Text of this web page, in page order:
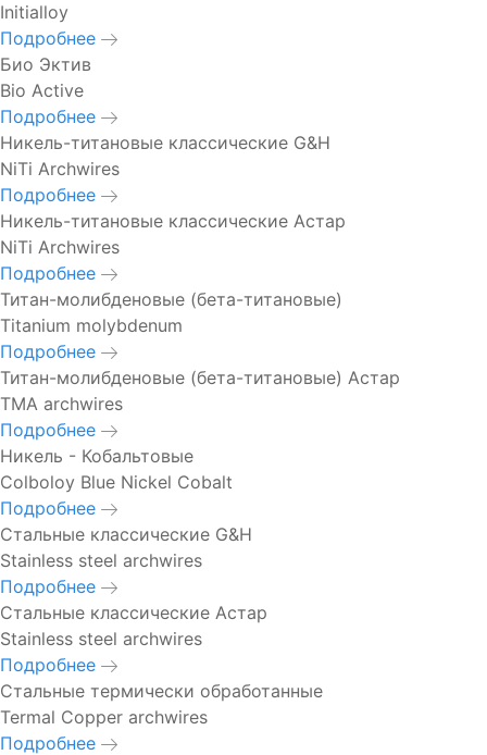
Initialloy
Подробнее
Био Эктив
Bio Active
Подробнее
Никель-титановые классические G&H
NiTi Archwires
Подробнее
Никель-титановые классические Астар
NiTi Archwires
Подробнее
Титан-молибденовые (бета-титановые)
Titanium molybdenum
Подробнее
Титан-молибденовые (бета-титановые) Астар
TMA archwires
Подробнее
Никель - Кобальтовые
Colboloy Blue Nickel Cobalt
Подробнее
Стальные классические G&H
Stainless steel archwires
Подробнее
Стальные классические Астар
Stainless steel archwires
Подробнее
Стальные термически обработанные
Termal Copper archwires
Подробнее